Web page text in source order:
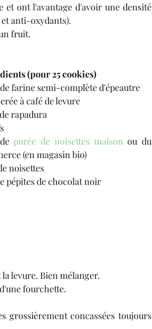
ont l'avantage d'avoir une densité
anti-oxydants).
fruit.
(pour 25 cookies)
farine semi-complète d'épeautre
à café de levure
rapadura
purée de noisettes maison ou du
(en magasin bio)
noisettes
pépites de chocolat noir
levure. Bien mélanger.
fourchette.
grossièrement concassées toujours